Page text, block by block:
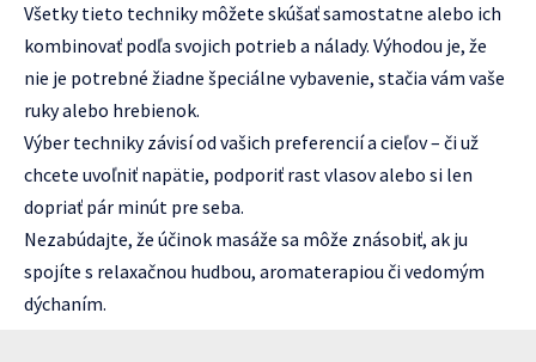
Všetky tieto techniky môžete skúšať samostatne alebo ich
kombinovať podľa svojich potrieb a nálady. Výhodou je, že
nie je potrebné žiadne špeciálne vybavenie, stačia vám vaše
ruky alebo hrebienok.
Výber techniky závisí od vašich preferencií a cieľov – či už
chcete uvoľniť napätie, podporiť rast vlasov alebo si len
dopriať pár minút pre seba.
Nezabúdajte, že účinok masáže sa môže znásobiť, ak ju
spojíte s relaxačnou hudbou, aromaterapiou či vedomým
dýchaním.